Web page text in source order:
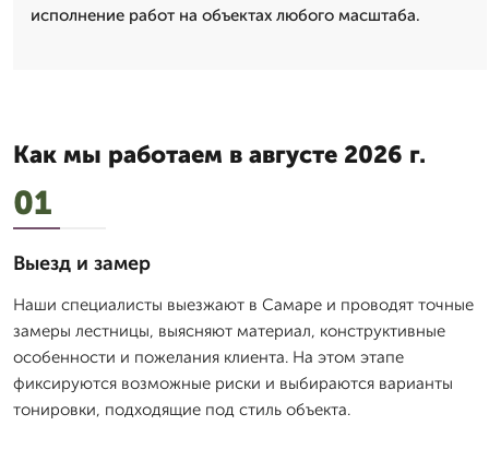
исполнение работ на объектах любого масштаба.
Как мы работаем в августе 2026 г.
01
Выезд и замер
Наши специалисты выезжают в Самаре и проводят точные
замеры лестницы, выясняют материал, конструктивные
особенности и пожелания клиента. На этом этапе
фиксируются возможные риски и выбираются варианты
тонировки, подходящие под стиль объекта.